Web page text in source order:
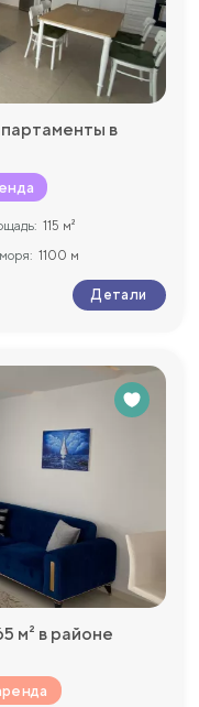
в
115 м²
1100 м
Детали
м² в районе